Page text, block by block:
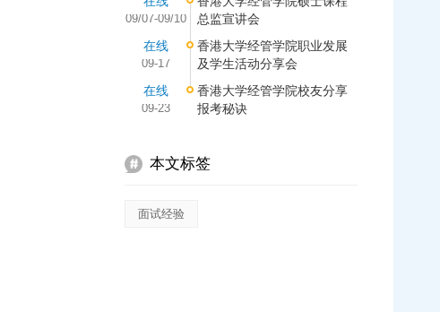
09/07-09/10
总监宣讲会
在线
09-17
香港大学经管学院职业发展
及学生活动分享会
在线
09-23
香港大学经管学院校友分享
报考秘诀
本文标签
面试经验